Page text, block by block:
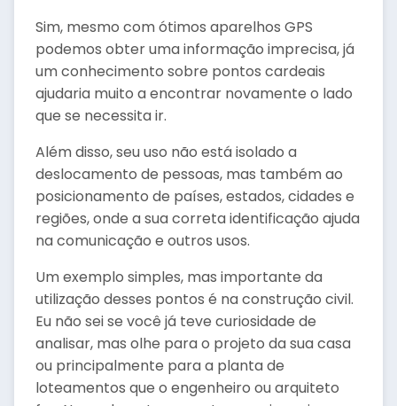
Sim, mesmo com ótimos aparelhos GPS
podemos obter uma informação imprecisa, já
um conhecimento sobre pontos cardeais
ajudaria muito a encontrar novamente o lado
que se necessita ir.
Além disso, seu uso não está isolado a
deslocamento de pessoas, mas também ao
posicionamento de países, estados, cidades e
regiões, onde a sua correta identificação ajuda
na comunicação e outros usos.
Um exemplo simples, mas importante da
utilização desses pontos é na construção civil.
Eu não sei se você já teve curiosidade de
analisar, mas olhe para o projeto da sua casa
ou principalmente para a planta de
loteamentos que o engenheiro ou arquiteto